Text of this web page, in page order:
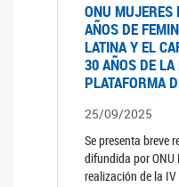
ONU MUJERES
AÑOS DE
LATINA Y EL
30 AÑOS DE LA
PLATAFORMA
25/09/2025
Se presenta breve
difundida por ONU
realización de la